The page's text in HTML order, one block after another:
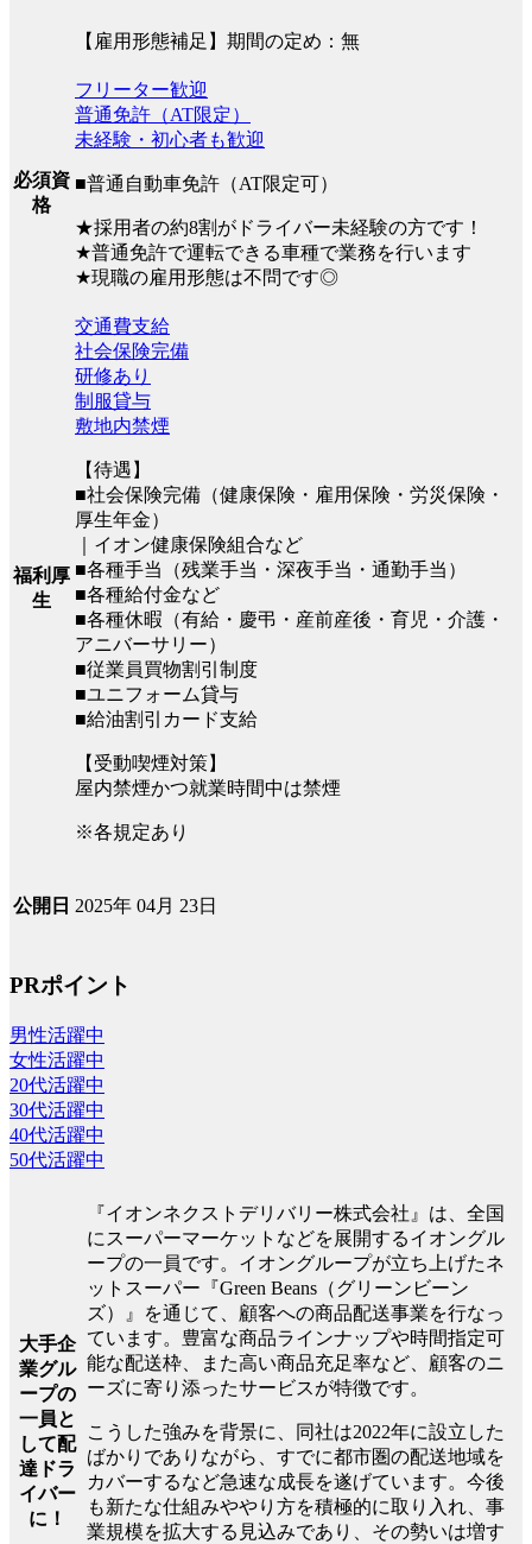
【雇用形態補足】期間の定め：無
必須資
格
フリーター歓迎
普通免許（AT限定）
未経験・初心者も歓迎
■普通自動車免許（AT限定可）
★採用者の約8割がドライバー未経験の方です！
★普通免許で運転できる車種で業務を行います
★現職の雇用形態は不問です◎
福利厚
生
交通費支給
社会保険完備
研修あり
制服貸与
敷地内禁煙
【待遇】
■社会保険完備（健康保険・雇用保険・労災保険・
厚生年金）
｜イオン健康保険組合など
■各種手当（残業手当・深夜手当・通勤手当）
■各種給付金など
■各種休暇（有給・慶弔・産前産後・育児・介護・
アニバーサリー）
■従業員買物割引制度
■ユニフォーム貸与
■給油割引カード支給
【受動喫煙対策】
屋内禁煙かつ就業時間中は禁煙
※各規定あり
公開日 2025年 04月 23日
PRポイント
男性活躍中
女性活躍中
20代活躍中
30代活躍中
40代活躍中
50代活躍中
大手企
業グル
ープの
一員と
して配
達ドラ
イバー
に！
『イオンネクストデリバリー株式会社』は、全国
にスーパーマーケットなどを展開するイオングル
ープの一員です。イオングループが立ち上げたネ
ットスーパー『Green Beans（グリーンビーン
ズ）』を通じて、顧客への商品配送事業を行なっ
ています。豊富な商品ラインナップや時間指定可
能な配送枠、また高い商品充足率など、顧客のニ
ーズに寄り添ったサービスが特徴です。
こうした強みを背景に、同社は2022年に設立した
ばかりでありながら、すでに都市圏の配送地域を
カバーするなど急速な成長を遂げています。今後
も新たな仕組みややり方を積極的に取り入れ、事
業規模を拡大する見込みであり、その勢いは増す